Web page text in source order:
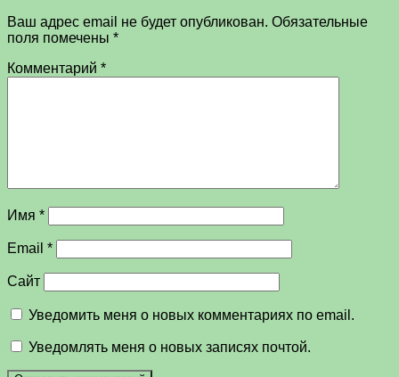
Ваш адрес email не будет опубликован. Обязательные
поля помечены *
Комментарий *
Имя *
Email *
Сайт
Уведомить меня о новых комментариях по email.
Уведомлять меня о новых записях почтой.